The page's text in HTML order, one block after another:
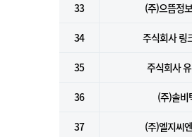
33 (주)으뜸정
34 주식회사 링
35 주식회사
36 (주)솔비
37 (주)엘지씨